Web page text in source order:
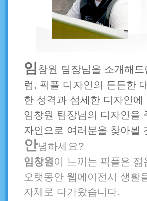
임창원 팀장님을 소개해
럼, 픽플 디자인의 든든한
한 성격과 섬세한 디자인
임창원 팀장님의 디자인을
자인으로 여러분을 찾아뵐
안녕하세요?
임창원 이 느끼는 픽플은
오랫동안 웹에이전시 생활
자체로 다가왔습니다.